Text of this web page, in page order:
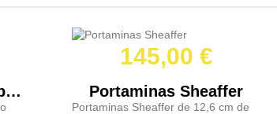
Portaminas Pelikan Epoch
145,00 €
Portaminas Sheaffer
Portaminas Sheaffer de 12,6 cm de